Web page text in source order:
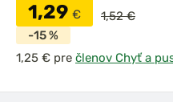
1,29 €
1,52 €
-15 %
pre členov Chyť a